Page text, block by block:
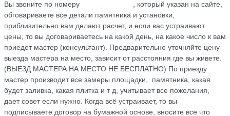
Вы звоните по номеру
, который указан на сайте,
обговариваете все детали памятника и установки,
приблизительно вам делают расчет, и если вас устраивают
цены, то вы договариваетесь на какой день, на какое число к вам
приедет мастер (консультант). Предварительно уточняйте цену
выезда мастера на место, зависит от расстояния где вы живете.
(ВЫЕЗД МАСТЕРА НА МЕСТО НЕ БЕСПЛАТНО) По приезду
мастер производит все замеры площадки, памятника, какая
будет заливка, какая плитка и т д, учитывает все пожелания,
дает совет если нужно. Когда всё устраивает, то вы
подписываете договор на бумажной основе, вносите все что